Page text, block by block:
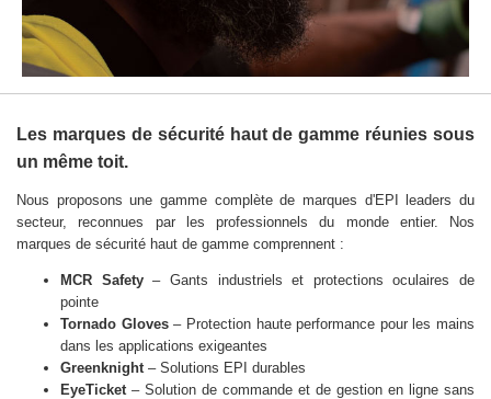
Les marques de sécurité haut de gamme réunies sous
un même toit.
Nous proposons une gamme complète de marques d'EPI leaders du
secteur, reconnues par les professionnels du monde entier. Nos
marques de sécurité haut de gamme comprennent :
MCR Safety– Gants industriels et protections oculaires de
pointe
Tornado Gloves– Protection haute performance pour les mains
dans les applications exigeantes
Greenknight – Solutions EPI durables
EyeTicket – Solution de commande et de gestion en ligne sans